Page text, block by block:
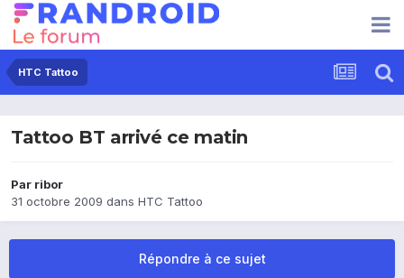
HTC Tattoo
Tattoo BT arrivé ce matin
Par ribor
31 octobre 2009 dans HTC Tattoo
Répondre à ce sujet